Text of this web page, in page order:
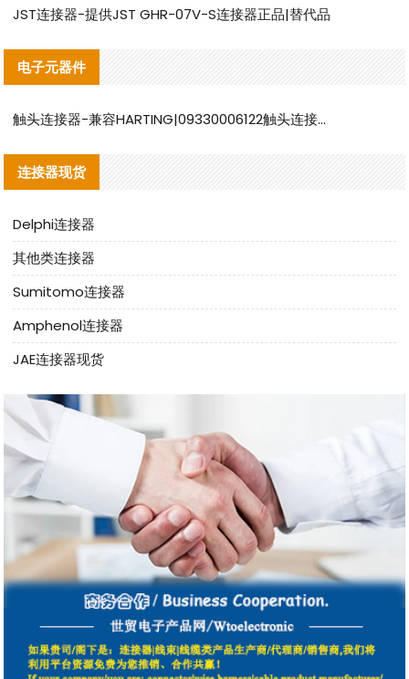
JST连接器-提供JST GHR-07V-S连接器正品|替代品
电子元器件
触头连接器-兼容HARTING|09330006122触头连接器替代品说明
连接器现货
Delphi连接器
其他类连接器
Sumitomo连接器
Amphenol连接器
JAE连接器现货